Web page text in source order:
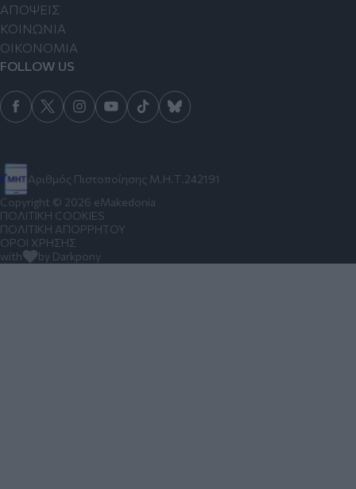
Αριθμός Πιστοποίησης Μ.Η.Τ.242191
ΑΠΟΨΕΙΣ
ΚΟΙΝΩΝΙΑ
ΟΙΚΟΝΟΜΙΑ
FOLLOW US
Copyright © 2026 eMakedonia
ΠΟΛΙΤΙΚΗ COOKIES
ΠΟΛΙΤΙΚΗ ΑΠΟΡΡΗΤΟΥ
ΟΡΟΙ ΧΡΗΣΗΣ
with
by Darkpony